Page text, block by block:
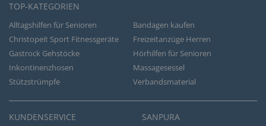
TOP-KATEGORIEN
Alltagshilfen für Senioren
Bandagen kaufen
Christopeit Sport Fitnessgeräte
Freizeitanzüge Herren
Gastrock Gehstöcke
Hörhilfen für Senioren
Inkontinenzhosen
Massagesessel
Stützstrümpfe
Verbandsmaterial
KUNDENSERVICE SANPURA